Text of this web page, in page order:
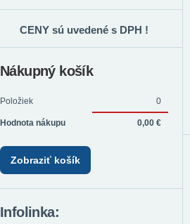
CENY sú uvedené s DPH !
Nákupný košík
Položiek 0
Hodnota nákupu 0,00 €
Zobraziť košík
Infolinka: